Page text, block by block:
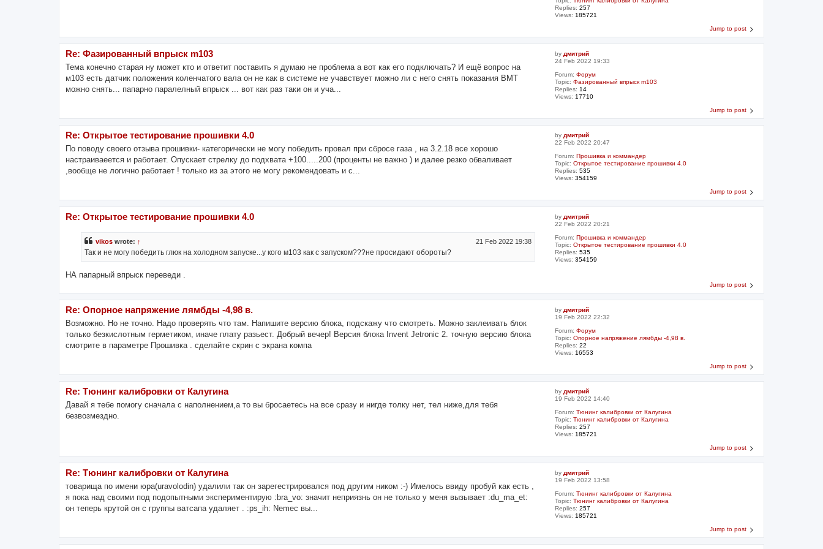
Replies: 257
Views: 185721
Jump to post
by дмитрий
24 Feb 2022 19:33
Forum: Форум
Topic: Фазированный впрыск m103
Replies: 14
Views: 17710
Re: Фазированный впрыск m103
Тема конечно старая ну может кто и ответит поставить я думаю не проблема а вот как его подключать? И ещё вопрос на
м103 есть датчик положения коленчатого вала он не как в системе не учавствует можно ли с него снять показания ВМТ
можно снять... папарно паралелный впрыск ... вот как раз таки он и уча...
Jump to post
by дмитрий
22 Feb 2022 20:47
Forum: Прошивка и коммандер
Topic: Открытое тестирование прошивки 4.0
Replies: 535
Views: 354159
Re: Открытое тестирование прошивки 4.0
По поводу своего отзыва прошивки- категорически не могу победить провал при сбросе газа , на 3.2.18 все хорошо
настраиваеется и работает. Опускает стрелку до подхвата +100.....200 (проценты не важно ) и далее резко обваливает
,вообще не логично работает ! только из за этого не могу рекомендовать и с...
Jump to post
by дмитрий
22 Feb 2022 20:21
Forum: Прошивка и коммандер
Topic: Открытое тестирование прошивки 4.0
Replies: 535
Views: 354159
Re: Открытое тестирование прошивки 4.0
vikos wrote: ↑ 21 Feb 2022 19:38
Так и не могу победить глюк на холодном запуске...у кого м103 как с запуском???не просидают обороты?
НА папарный впрыск переведи .
Jump to post
by дмитрий
19 Feb 2022 22:32
Forum: Форум
Topic: Опорное напряжение лямбды -4,98 в.
Replies: 22
Views: 16553
Re: Опорное напряжение лямбды -4,98 в.
Возможно. Но не точно. Надо проверять что там. Напишите версию блока, подскажу что смотреть. Можно заклеивать блок
только безкислотным герметиком, иначе плату разьест. Добрый вечер! Версия блока Invent Jetronic 2. точную версию блока
смотрите в параметре Прошивка . сделайте скрин с экрана компа
Jump to post
by дмитрий
19 Feb 2022 14:40
Forum: Тюнинг калибровки от Калугина
Topic: Тюнинг калибровки от Калугина
Replies: 257
Views: 185721
Re: Тюнинг калибровки от Калугина
Давай я тебе помогу сначала с наполнением,а то вы бросаетесь на все сразу и нигде толку нет, тел ниже,для тебя
безвозмездно.
Jump to post
by дмитрий
19 Feb 2022 13:58
Forum: Тюнинг калибровки от Калугина
Topic: Тюнинг калибровки от Калугина
Replies: 257
Views: 185721
Re: Тюнинг калибровки от Калугина
товарища по имени юра(uravolodin) удалили так он зарегестрировался под другим ником :-) Имелось ввиду пробуй как есть ,
я пока над своими под подопытными экспериментирую :bra_vo: значит неприязнь он не только у меня вызывает :du_ma_et:
он теперь крутой он с группы ватсапа удаляет . :ps_ih: Nemec вы...
Jump to post